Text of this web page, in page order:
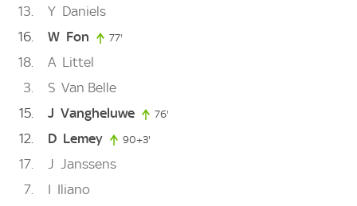
13
Y Daniels
16
W Fon 77'
18 A Littel
3
S Van Belle
15
J Vangheluwe 76'
12 D Lemey 90+3'
17 J Janssens
7
I Iliano